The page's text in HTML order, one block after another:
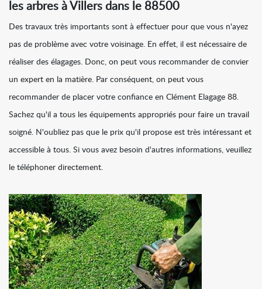
les arbres à Villers dans le 88500
Des travaux très importants sont à effectuer pour que vous n'ayez
pas de problème avec votre voisinage. En effet, il est nécessaire de
réaliser des élagages. Donc, on peut vous recommander de convier
un expert en la matière. Par conséquent, on peut vous
recommander de placer votre confiance en Clément Elagage 88.
Sachez qu'il a tous les équipements appropriés pour faire un travail
soigné. N'oubliez pas que le prix qu'il propose est très intéressant et
accessible à tous. Si vous avez besoin d'autres informations, veuillez
le téléphoner directement.